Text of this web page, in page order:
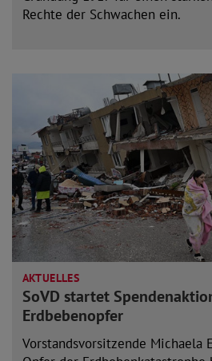
Rechte der Schwachen ein.
AKTUELLES
SoVD startet
Erdbebenopfer
Vorstandsvorsitzende Michaela